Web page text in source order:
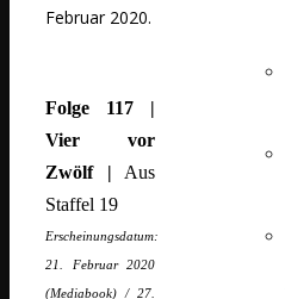
Februar 2020.
Folge 117 |
Vier vor
Zwölf | Aus
Staffel 19
Erscheinungsdatum:
21. Februar 2020
(Mediabook) / 27.